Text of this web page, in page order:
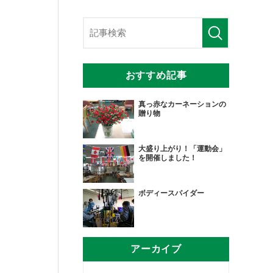
おすすめ記事
真っ赤なカーネーションの
贈り物
大盛り上がり！「運動会」
を開催しました！
ボディースパイダー
アーカイブ